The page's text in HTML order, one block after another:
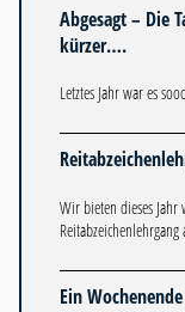
Abgesagt – Die
kürzer….
Letztes Jahr war es
Wir bieten dieses
Reitabzeichenlehrgang
Ein